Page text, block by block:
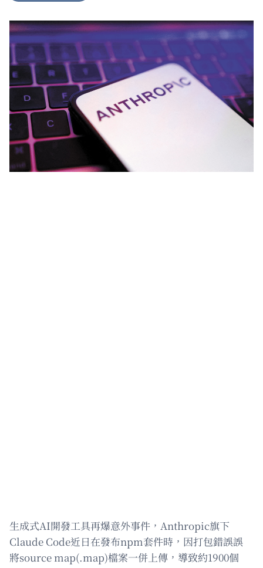
生成式AI開發工具再爆意外事件，Anthropic旗下
Claude Code近日在發布npm套件時，因打包錯誤誤
將source map(.map)檔案一併上傳，導致約1900個